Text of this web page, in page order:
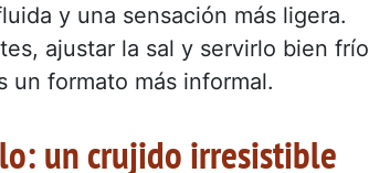
y una sensación más ligera.
ajustar la sal y servirlo bien
un formato más informal.
un crujido irresistible